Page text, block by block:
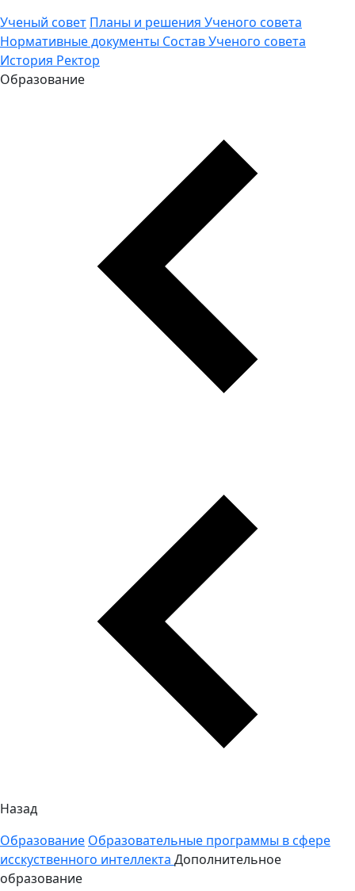
Ученый совет Планы и решения Ученого совета
Нормативные документы Состав Ученого совета
История Ректор
Образование
Назад
Образование Образовательные программы в сфере
исскуственного интеллекта Дополнительное
образование